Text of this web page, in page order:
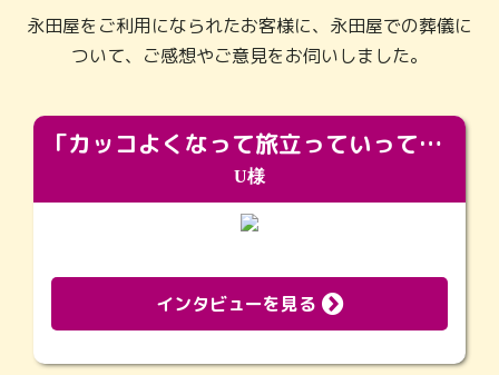
永田屋をご利用になられたお客様に、永田屋での葬儀に
ついて、ご感想やご意見をお伺いしました。
「カッコよくなって旅立っていってくれました（笑）もっとカッコいいって言ってあげればよかったな」
U様
インタビューを見る